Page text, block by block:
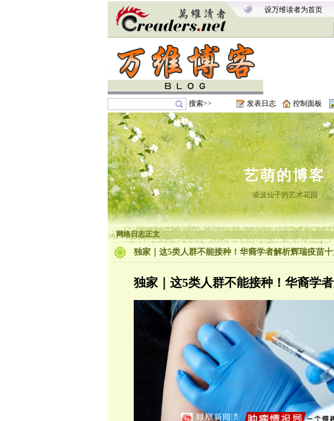
设万维读者为首页
搜索>> 发表日志 控制面板
艺萌的博客
凌波仙子的艺术花园
网络日志正文
独家｜这5类人群不能接种！华裔学者解析辉瑞疫苗
独家｜这5类人群不能接种！华裔学